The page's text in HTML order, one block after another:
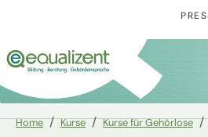
You are here:
Home Kurse Kurse für Gehörlose